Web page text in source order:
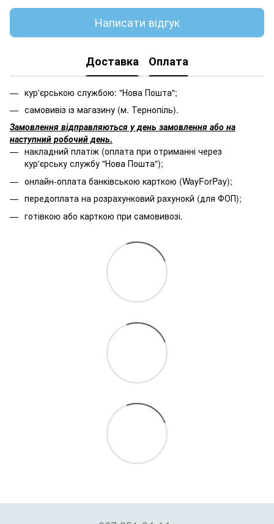
Написати відгук
Доставка Оплата
кур'єрською службою: "Нова Пошта";
самовивіз із магазину (м. Тернопіль).
Замовлення відправляються у день замовлення або на
наступний робочий день.
накладний платіж (оплата при отриманні через
кур'єрську службу "Нова Пошта");
онлайн-оплата банківською карткою (WayForPay);
передоплата на розрахунковий рахунокй (для ФОП);
готівкою або карткою при самовивозі.